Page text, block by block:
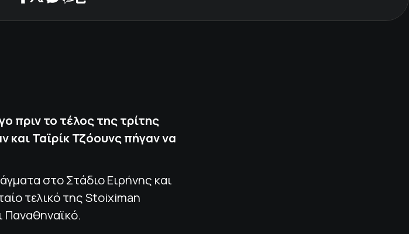
πριν το τέλος της τρίτης
και Ταϊρίκ Τζόουνς πήγαν να
στο Στάδιο Ειρήνης και
τελικό της Stoiximan
Παναθηναϊκό.